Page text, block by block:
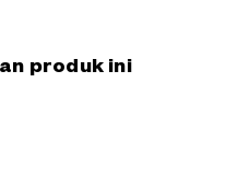
produk ini